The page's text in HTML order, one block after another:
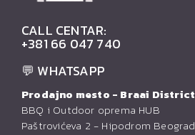
CALL CENTAR:
+381 66 047 740
💬 WHATSAPP
Prodajno mesto - Braai District
BBQ i Outdoor oprema HUB
Paštrovićeva 2 - Hipodrom Beograd